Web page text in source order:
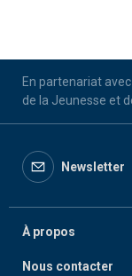
En partenariat
de la Jeunesse et
Newsletter
À propos
Nous contacter